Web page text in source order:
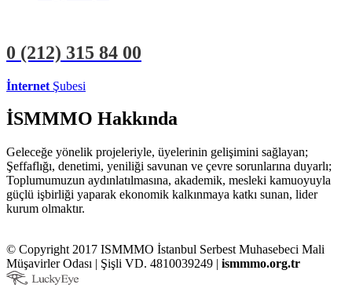
0 (212) 315 84 00
İnternet Şubesi
İSMMMO Hakkında
Geleceğe yönelik projeleriyle, üyelerinin gelişimini sağlayan;
Şeffaflığı, denetimi, yeniliği savunan ve çevre sorunlarına duyarlı;
Toplumumuzun aydınlatılmasına, akademik, mesleki kamuoyuyla
güçlü işbirliği yaparak ekonomik kalkınmaya katkı sunan, lider
kurum olmaktır.
© Copyright 2017 ISMMMO İstanbul Serbest Muhasebeci Mali
Müşavirler Odası | Şişli VD. 4810039249 | ismmmo.org.tr